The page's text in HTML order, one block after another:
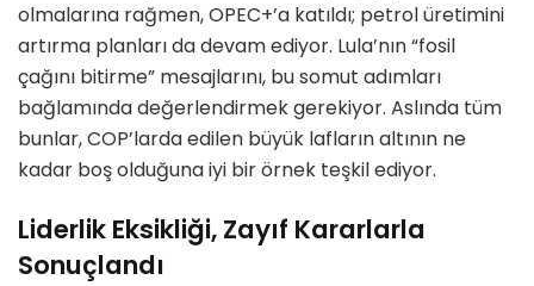
olmalarına rağmen, OPEC+’a katıldı; petrol üretimini
artırma planları da devam ediyor. Lula’nın“fosil
çağını bitirme” mesajlarını, bu somut adımları
bağlamında değerlendirmek gerekiyor. Aslında tüm
bunlar, COP’larda edilen büyük lafların altının ne
kadar boş olduğuna iyi birörnek teşkil ediyor.
Liderlik Eksikliği, Zayıf Kararlarla
Sonuçlandı